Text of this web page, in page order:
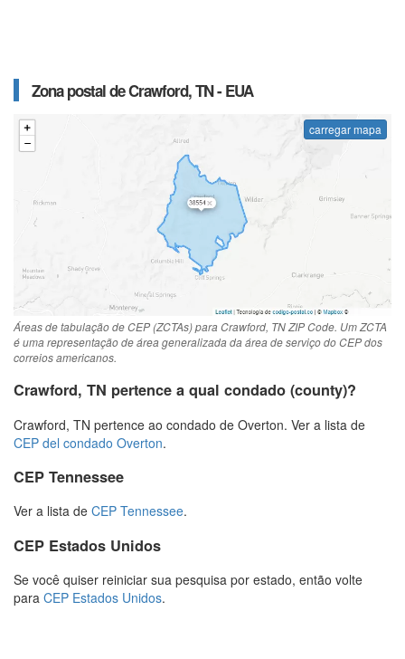
Zona postal de Crawford, TN - EUA
carregar mapa
Áreas de tabulação de CEP (ZCTAs) para Crawford, TN ZIP Code. Um ZCTA
é uma representação de área generalizada da área de serviço do CEP dos
correios americanos.
Crawford, TN pertence a qual condado (county)?
Crawford, TN pertence ao condado de Overton. Ver a lista de
CEP del condado Overton.
CEP Tennessee
Ver a lista de CEP Tennessee.
CEP Estados Unidos
Se você quiser reiniciar sua pesquisa por estado, então volte
para CEP Estados Unidos.